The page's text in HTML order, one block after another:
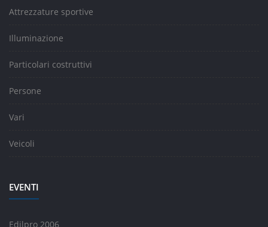
Attrezzature sportive
Illuminazione
Particolari costruttivi
Persone
Vari
Veicoli
EVENTI
Edilpro 2006